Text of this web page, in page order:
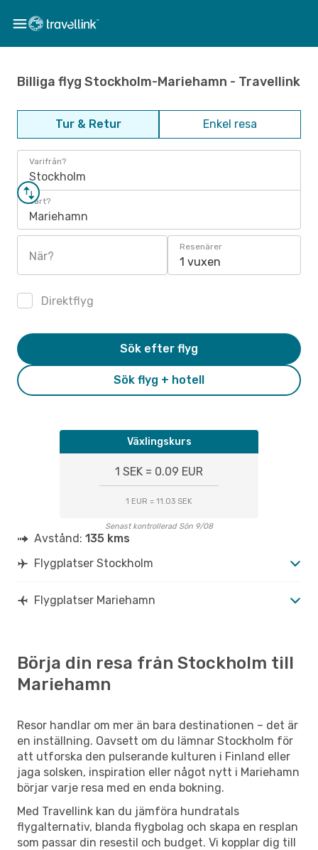
Billiga flyg Stockholm-Mariehamn - Travellink
Tur & Retur Enkel resa
Varifrån?
Stockholm
Vart?
Mariehamn
När?
Resenärer
1 vuxen
Direktflyg
Sök flyg + hotell
Sök efter flyg
Växlingskurs
1 SEK = 0.09 EUR
1 EUR = 11.03 SEK
Senast kontrollerad Sön 9/08
Avstånd: 135 kms
Flygplatser Stockholm
Flygplatser Mariehamn
Börja din resa från Stockholm till
Mariehamn
Resor handlar om mer än bara destinationen – det är
en inställning. Oavsett om du lämnar Stockholm för
att utforska den pulserande kulturen i Finland eller
jaga solsken, inspiration eller något nytt i Mariehamn
börjar varje resa med en enda bokning.
Med Travellink kan du jämföra hundratals
flygalternativ, blanda flygbolag och skapa en resplan
som passar din resestil och budget. Vi kopplar dig till